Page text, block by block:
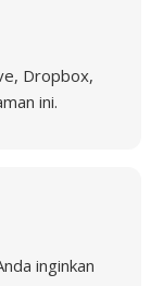
Dropbox,
ini.
inginkan